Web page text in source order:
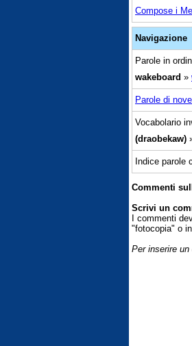
Compose i
Navigazione
Parole in
wakeboard »
Parole di
Vocabolario
(draobekaw)
Indice parole
Commenti
Scrivi un
I commenti
"fotocopia" o
Per inserire